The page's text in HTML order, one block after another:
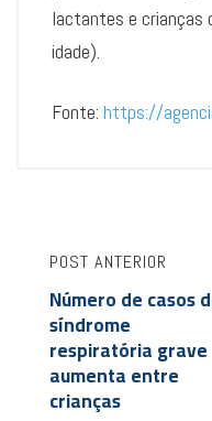
lactantes e crianças
idade).
Fonte: https://
POST ANTERIOR
Número de casos
síndrome
respiratória grave
aumenta entre
crianças